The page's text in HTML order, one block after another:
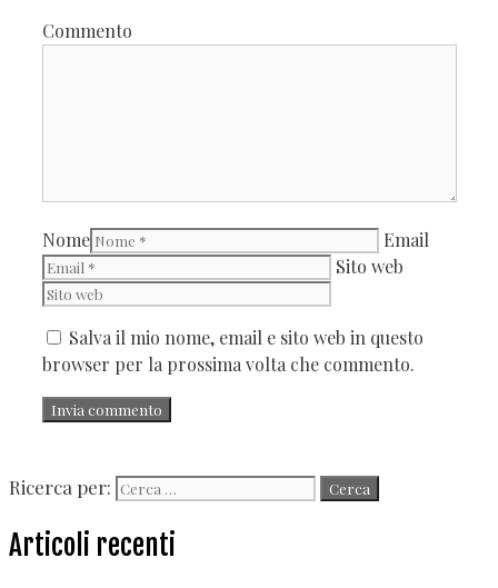
Commento
Nome
Email
Sito web
Salva il mio nome, email e sito web in questo
browser per la prossima volta che commento.
Ricerca per:
Articoli recenti